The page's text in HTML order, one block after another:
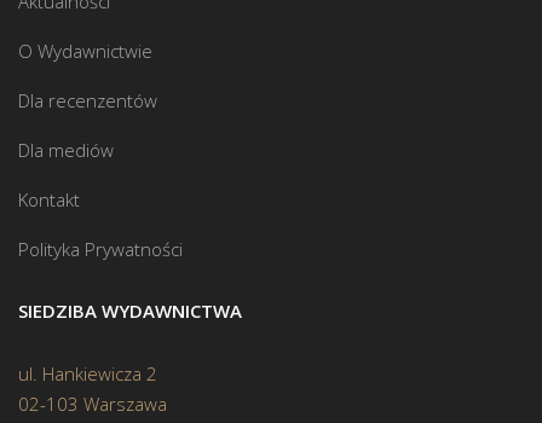
O Wydawnictwie
Dla recenzentów
Dla mediów
Kontakt
Polityka Prywatności
SIEDZIBA WYDAWNICTWA
ul. Hankiewicza 2
02-103 Warszawa